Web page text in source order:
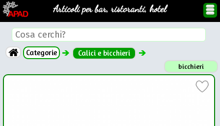
Articoli per bar, ristoranti, hotel
Categorie Calici e bicchieri
bicchieri